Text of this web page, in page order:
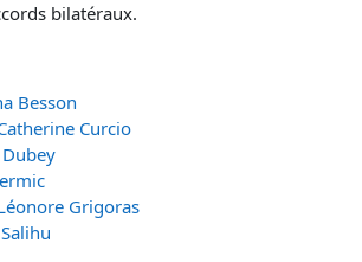
bilatéraux.
Besson
Curcio
Grigoras